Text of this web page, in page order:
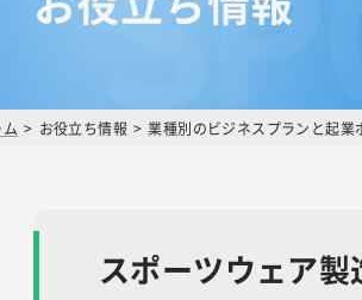
お役立ち情報 業種別のビジネスプランと起業
スポーツウェア